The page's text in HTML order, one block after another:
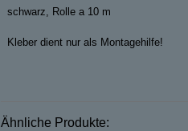
schwarz, Rolle a 10 m
Kleber dient nur als Montagehilfe!
Ähnliche Produkte: